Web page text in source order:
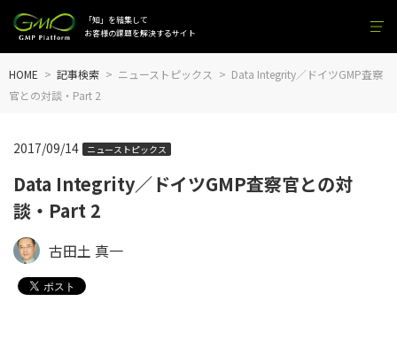
「知」を結集して
お客様の課題を解決するサイト
HOME 記事検索 ニューストピックス
Data Integrity／ドイツGMP査察
官との対談・Part 2
Data Integrity／ドイツGMP査察官との対
談・Part 2
2017/09/14 ニューストピックス
古田土 真一